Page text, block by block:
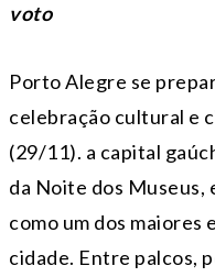
voto
Porto Alegre se
celebração cultural e
(29/11). a capital
da Noite dos Museus,
como um dos
cidade. Entre palcos,